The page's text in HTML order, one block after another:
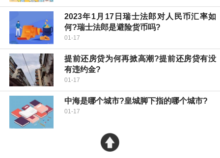
2023年1月17日瑞士法郎对人民币汇率如
何?瑞士法郎是避险货币吗?
01-17
提前还房贷为何再掀高潮?提前还房贷有没
有违约金?
01-17
中海是哪个城市?皇城脚下指的哪个城市?
01-17